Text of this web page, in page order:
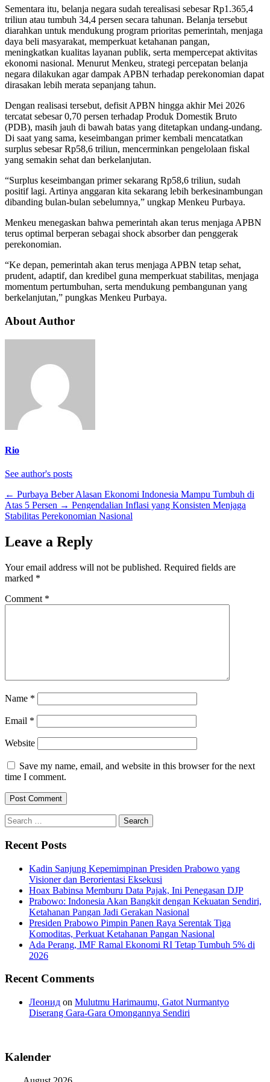
Sementara itu, belanja negara sudah terealisasi sebesar Rp1.365,4
triliun atau tumbuh 34,4 persen secara tahunan. Belanja tersebut
diarahkan untuk mendukung program prioritas pemerintah, menjaga
daya beli masyarakat, memperkuat ketahanan pangan,
meningkatkan kualitas layanan publik, serta mempercepat aktivitas
ekonomi nasional. Menurut Menkeu, strategi percepatan belanja
negara dilakukan agar dampak APBN terhadap perekonomian dapat
dirasakan lebih merata sepanjang tahun.
Dengan realisasi tersebut, defisit APBN hingga akhir Mei 2026
tercatat sebesar 0,70 persen terhadap Produk Domestik Bruto
(PDB), masih jauh di bawah batas yang ditetapkan undang-undang.
Di saat yang sama, keseimbangan primer kembali mencatatkan
surplus sebesar Rp58,6 triliun, mencerminkan pengelolaan fiskal
yang semakin sehat dan berkelanjutan.
“Surplus keseimbangan primer sekarang Rp58,6 triliun, sudah
positif lagi. Artinya anggaran kita sekarang lebih berkesinambungan
dibanding bulan-bulan sebelumnya,” ungkap Menkeu Purbaya.
Menkeu menegaskan bahwa pemerintah akan terus menjaga APBN
terus optimal berperan sebagai shock absorber dan penggerak
perekonomian.
“Ke depan, pemerintah akan terus menjaga APBN tetap sehat,
prudent, adaptif, dan kredibel guna memperkuat stabilitas, menjaga
momentum pertumbuhan, serta mendukung pembangunan yang
berkelanjutan,” pungkas Menkeu Purbaya.
About Author
Rio
See author's posts
← Purbaya Beber Alasan Ekonomi Indonesia Mampu Tumbuh di
Atas 5 Persen → Pengendalian Inflasi yang Konsisten Menjaga
Stabilitas Perekonomian Nasional
Leave a Reply
Your email address will not be published. Required fields are
marked *
Comment *
Name *
Email *
Website
Save my name, email, and website in this browser for the next
time I comment.
Search
for:
Recent Posts
Kadin Sanjung Kepemimpinan Presiden Prabowo yang
Visioner dan Berorientasi Eksekusi
Hoax Babinsa Memburu Data Pajak, Ini Penegasan DJP
Prabowo: Indonesia Akan Bangkit dengan Kekuatan Sendiri,
Ketahanan Pangan Jadi Gerakan Nasional
Presiden Prabowo Pimpin Panen Raya Serentak Tiga
Komoditas, Perkuat Ketahanan Pangan Nasional
Ada Perang, IMF Ramal Ekonomi RI Tetap Tumbuh 5% di
2026
Recent Comments
Леонид on Mulutmu Harimaumu, Gatot Nurmantyo
Diserang Gara-Gara Omongannya Sendiri
Kalender